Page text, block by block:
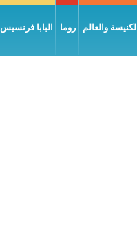
البابا فرنسيس روما الكنيسة والعالم